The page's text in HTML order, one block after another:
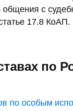
общения с
17.8 КоАП.
по
по особым